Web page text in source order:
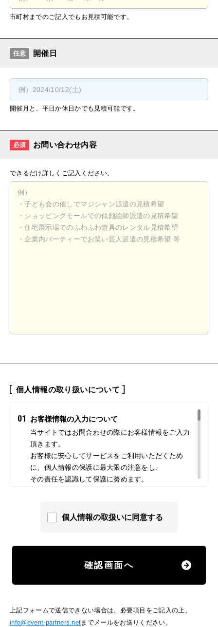
市町村までのご記入でもお見積可能です。
任意 開催日
開催月と、平日か休日かでも見積可能です。
必須 お問い合わせ内容
できるだけ詳しくご記入ください。
個人情報の取り扱いについて
01 お客様情報の入力について
当サイトではお問合わせの際にお客様情報をご入力
頂きます。
お客様に安心してサービスをご利用いただくため
に、個人情報の保護に最大限の注意をし、
その責任を認識して保護に努めます。
当サイトでは、情報の収集にクッキーを使用してい
ます。クッキーは、お客様がサイトを訪れた際に、
れる情報には、個人を特定するものは一切含まれま
だく場合があります。もしこうしたクッキーを利用
した情報収集に抵抗をお感じでしたら、ご使用のブ
個人情報の取扱いに同意する
確認画面へ
上記フォームで送信できない場合は、必要項目をご記入の上、
info@event-partners.netまでメールをお送りください。